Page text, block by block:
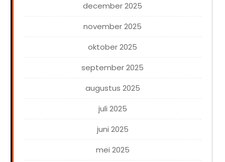
december 2025
november 2025
oktober 2025
september 2025
augustus 2025
juli 2025
juni 2025
mei 2025